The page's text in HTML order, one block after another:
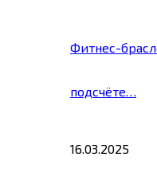
Фитнес-
подсчёте…
16.03.2025